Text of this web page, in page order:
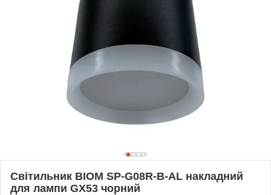
Світильник BIOM SP-G08R-B-AL накладний
для лампи GX53 чорний